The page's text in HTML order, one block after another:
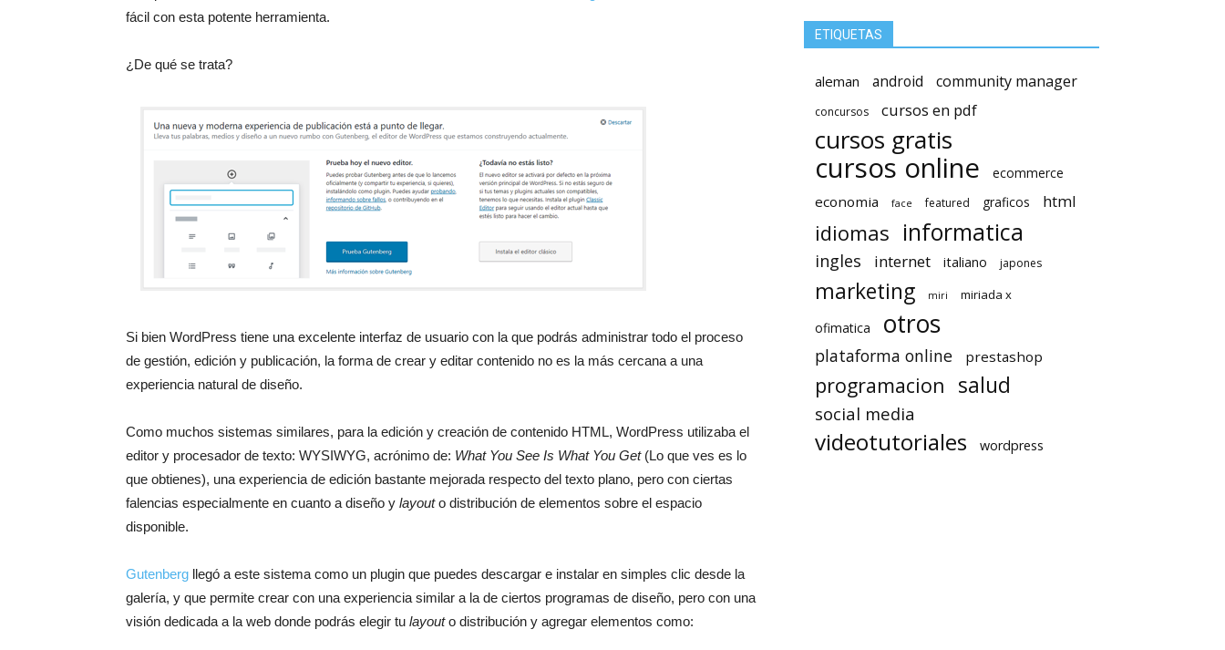
fácil con esta potente herramienta.
¿De qué se trata?
Si bien WordPress tiene una excelente interfaz de usuario con la que podrás administrar todo el proceso
de gestión, edición y publicación, la forma de crear y editar contenido no es la más cercana a una
experiencia natural de diseño.
Como muchos sistemas similares, para la edición y creación de contenido HTML, WordPress utilizaba el
editor y procesador de texto: WYSIWYG, acrónimo de: What You See Is What You Get (Lo que ves es lo
que obtienes), una experiencia de edición bastante mejorada respecto del texto plano, pero con ciertas
falencias especialmente en cuanto a diseño y layouto distribución de elementos sobre el espacio
disponible.
Gutenberg llegó a este sistema como un plugin que puedes descargar e instalar en simples clic desde la
galería, y que permite crear con una experiencia similar a la de ciertos programas de diseño, pero con una
visión dedicada a la web donde podrás elegir tu layouto distribución y agregar elementos como:
ETIQUETAS
aleman android community manager
concursos cursos en pdf
cursos gratis
cursos online ecommerce
economia face featured graficos html
idiomas informatica
ingles internet italiano japones
marketing miri miriada x
ofimatica otros
plataforma online prestashop
programacion salud
social media
videotutoriales wordpress